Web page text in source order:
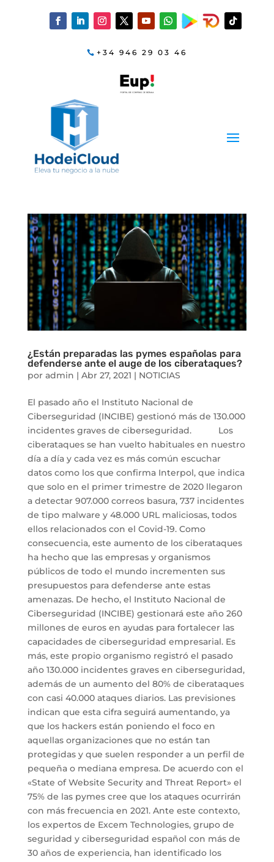
+34 946 29 03 46
¿Están preparadas las pymes españolas para
defenderse ante el auge de los ciberataques?
por admin | Abr 27, 2021 | NOTICIAS
El pasado año el Instituto Nacional de
Ciberseguridad (INCIBE) gestionó más de 130.000
incidentes graves de ciberseguridad. Los
ciberataques se han vuelto habituales en nuestro
día a día y cada vez es más común escuchar
datos como los que confirma Interpol, que indica
que solo en el primer trimestre de 2020 llegaron
a detectar 907.000 correos basura, 737 incidentes
de tipo malware y 48.000 URL maliciosas, todos
ellos relacionados con el Covid-19. Como
consecuencia, este aumento de los ciberataques
ha hecho que las empresas y organismos
públicos de todo el mundo incrementen sus
presupuestos para defenderse ante estas
amenazas. De hecho, el Instituto Nacional de
Ciberseguridad (INCIBE) gestionará este año 260
millones de euros en ayudas para fortalecer las
capacidades de ciberseguridad empresarial. Es
más, este propio organismo registró el pasado
año 130.000 incidentes graves en ciberseguridad,
además de un aumento del 80% de ciberataques
con casi 40.000 ataques diarios. Las previsiones
indican que esta cifra seguirá aumentando, ya
que los hackers están poniendo el foco en
aquellas organizaciones que no están tan
protegidas y que suelen responder a un perfil de
pequeña o mediana empresa. De acuerdo con el
«State of Website Security and Threat Report» el
75% de las pymes cree que los ataques ocurrirán
con más frecuencia en 2021. Ante este contexto,
los expertos de Excem Technologies, grupo de
seguridad y ciberseguridad español con más de
30 años de experiencia, han identificado los